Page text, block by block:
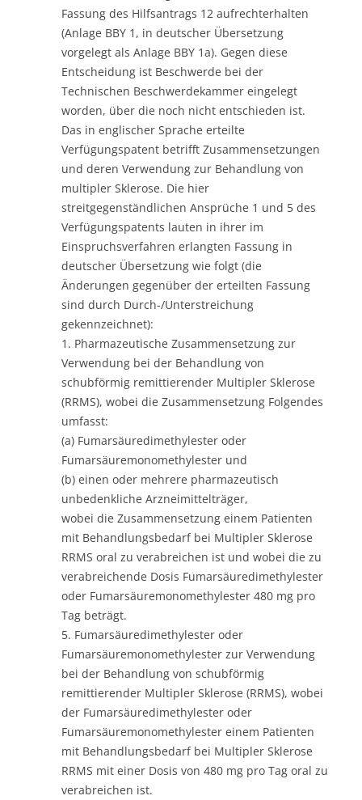
Fassung des Hilfsantrags 12 aufrechterhalten
(Anlage BBY 1, in deutscher Übersetzung
vorgelegt als Anlage BBY 1a). Gegen diese
Entscheidung ist Beschwerde bei der
Technischen Beschwerdekammer eingelegt
worden, über die noch nicht entschieden ist.
Das in englischer Sprache erteilte
Verfügungspatent betrifft Zusammensetzungen
und deren Verwendung zur Behandlung von
multipler Sklerose. Die hier
streitgegenständlichen Ansprüche 1 und 5 des
Verfügungspatents lauten in ihrer im
Einspruchsverfahren erlangten Fassung in
deutscher Übersetzung wie folgt (die
Änderungen gegenüber der erteilten Fassung
sind durch Durch-/Unterstreichung
gekennzeichnet):
1. Pharmazeutische Zusammensetzung zur
Verwendung bei der Behandlung von
schubförmig remittierender Multipler Sklerose
(RRMS), wobei die Zusammensetzung Folgendes
umfasst:
(a) Fumarsäuredimethylester oder
Fumarsäuremonomethylester und
(b) einen oder mehrere pharmazeutisch
unbedenkliche Arzneimittelträger,
wobei die Zusammensetzung einem Patienten
mit Behandlungsbedarf bei Multipler Sklerose
RRMS oral zu verabreichen ist und wobei die zu
verabreichende Dosis Fumarsäuredimethylester
oder Fumarsäuremonomethylester 480 mg pro
Tag beträgt.
5. Fumarsäuredimethylester oder
Fumarsäuremonomethylester zur Verwendung
bei der Behandlung von schubförmig
remittierender Multipler Sklerose (RRMS), wobei
der Fumarsäuredimethylester oder
Fumarsäuremonomethylester einem Patienten
mit Behandlungsbedarf bei Multipler Sklerose
RRMS mit einer Dosis von 480 mg pro Tag oral zu
verabreichen ist.